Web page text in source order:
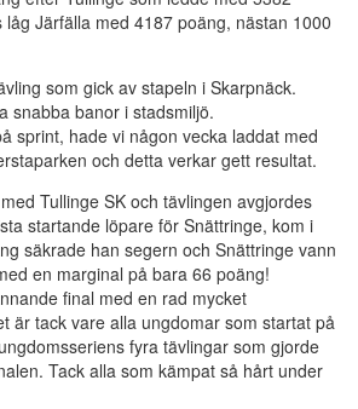
Järfälla med 4187 poäng, nästan 1000
som gick av stapeln i Skarpnäck.
snabba banor i stadsmiljö.
sprint, hade vi någon vecka laddat med
och detta verkar gett resultat.
Tullinge SK och tävlingen avgjordes
startande löpare för Snättringe, kom i
säkrade han segern och Snättringe vann
en marginal på bara 66 poäng!
final med en rad mycket
är tack vare alla ungdomar som startat på
fyra tävlingar som gjorde
Tack alla som kämpat så hårt under